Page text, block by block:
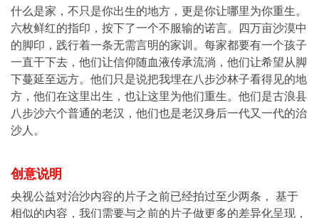
什么是家，不只是你出生的地方，更是你让哪里为你重生。
六枚鲜红的指印，按下了一个不服输的诺言。四万亩沙漠中
的脚印，践行着一条无需言明的家训。每家都要有一个孩子
一直干下去，他们让信仰随血液传承流淌，他们让希望从脚
下蔓延至远方。他们只是说把我埋在八步沙林子看得见的地
方，他们在这里出生，也让这里为他们重生。他们是古浪县
八步沙六个普通的老汉，他们也是老汉身后一代又一代的治
沙人。
创意说明
央视公益对治沙内容的片子之前已经拍过至少两条， 基于
相似的内容，我们需要与之前的片子做更多的差异化呈现，